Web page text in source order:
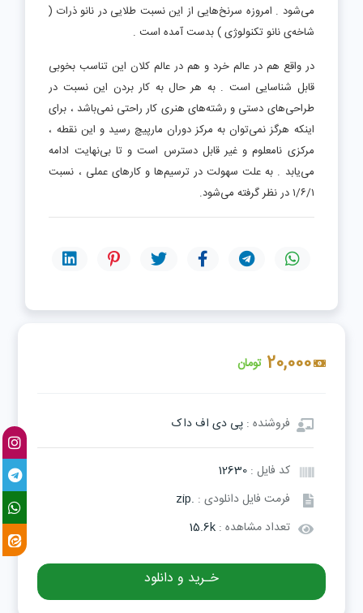
20,000 تومان
فروشنده :پی دی اف داک
کد فایل :12630
فرمت فایل دانلودی : .zip
تعداد مشاهده :15.6k
خـرید و دانلود
می‌شود . امروزه سرنخ‌هایی از این نسبت طلایی در نانو ذرات (
شاخه‌ی نانو تکنولوژی ) بدست آمده است .
در واقع هم در عالم خرد و هم در عالم کلان این تناسب بخوبی
قابل شناسایی است . به هر حال به کار بردن این نسبت در
طراحی‌های دستی و رشته‌های هنری کار راحتی نمی‌باشد ، برای
اینکه هرگز نمی‌توان به مرکز دوران مارپیچ رسید و این نقطه ،
مرکزی نامعلوم و غیر قابل دسترس است و تا بی‌نهایت ادامه
می‌یابد . به علت سهولت در ترسیم‌ها و کارهای عملی ، نسبت
۱/۶/۱ در نظر گرفته می‌شود.